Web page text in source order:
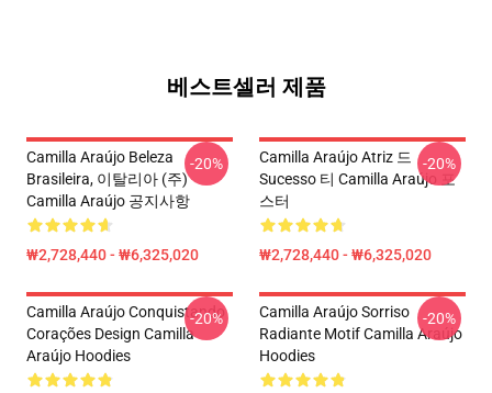
베스트셀러 제품
Camilla Araújo Beleza
Brasileira, 이탈리아 (주)
Camilla Araújo 공지사항
₩2,728,440 - ₩6,325,020
-20%
Camilla Araújo Atriz 드
Sucesso 티 Camilla Araújo 포
스터
₩2,728,440 - ₩6,325,020
-20%
Camilla Araújo Conquistando
Corações Design Camilla
Araújo Hoodies
-20%
Camilla Araújo Sorriso
Radiante Motif Camilla Araújo
Hoodies
-20%